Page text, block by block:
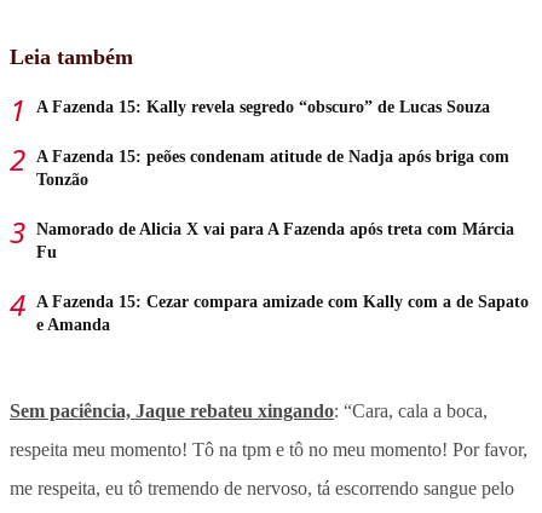
Leia também
A Fazenda 15: Kally revela segredo “obscuro” de Lucas Souza
A Fazenda 15: peões condenam atitude de Nadja após briga com
Tonzão
Namorado de Alicia X vai para A Fazenda após treta com Márcia
Fu
A Fazenda 15: Cezar compara amizade com Kally com a de Sapato
e Amanda
Sem paciência, Jaque rebateu xingando: “Cara, cala a boca,
respeita meu momento! Tô na tpm e tô no meu momento! Por favor,
me respeita, eu tô tremendo de nervoso, tá escorrendo sangue pelo